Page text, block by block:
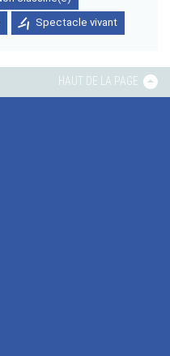
Spectacle vivant
HAUT DE LA PAGE